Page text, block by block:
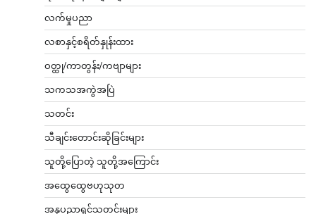
လက်မှုပညာ
လစာနှင့်စရိတ်နှုန်းထား
ဝတ္ထု/ကာတွန်း/ကဗျာများ
သကသအကွဲအပြဲ
သတင်း
သီချင်းတောင်းဆိုခြင်းများ
သူတို့ပြောတဲ့ သူတို့အကြောင်း
အထွေထွေဗဟုသုတ
အနုပညာရှင်သတင်းများ